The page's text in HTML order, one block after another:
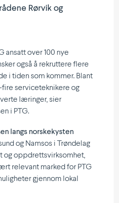
Rørvik og
ansatt over 100 nye
også å rekruttere flere
i tiden som kommer. Blant
service­tek­nikere og
læringer, sier
i PTG.
langs norske­kysten
og Namsos i Trøndelag
og oppdretts­virk­somhet,
relevant marked for PTG
gjennom lokal